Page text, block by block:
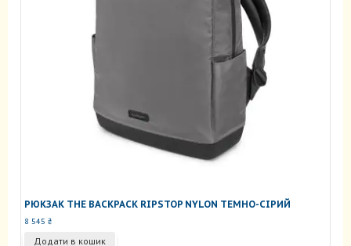
РЮКЗАК THE BACKPACK RIPSTOP NYLON ТЕМНО-СІРИЙ
8 545 ₴
Додати в кошик